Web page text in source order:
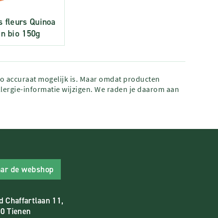
fleurs Quinoa
bio 150g
accuraat mogelijk is. Maar omdat producten
informatie wijzigen. We raden je daarom aan
de webshop
Chaffartlaan 11,
Tienen